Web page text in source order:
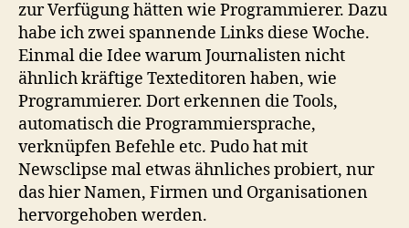
zur Verfügung hätten wie Programmierer. Dazu
habe ich zwei spannende Links diese Woche.
Einmal die Idee warum Journalisten nicht
ähnlich kräftige Texteditoren haben, wie
Programmierer. Dort erkennen die Tools,
automatisch die Programmiersprache,
verknüpfen Befehle etc. Pudo hat mit
Newsclipse mal etwas ähnliches probiert, nur
das hier Namen, Firmen und Organisationen
hervorgehoben werden.